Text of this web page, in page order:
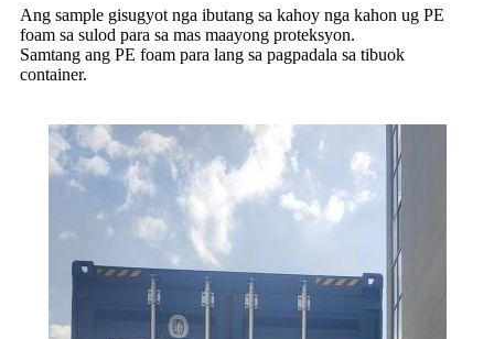
Ang sample gisugyot nga ibutang sa kahoy nga kahon ug PE
foam sa sulod para sa mas maayong proteksyon.
Samtang ang PE foam para lang sa pagpadala sa tibuok
container.